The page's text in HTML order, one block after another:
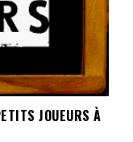
JOUEURS À